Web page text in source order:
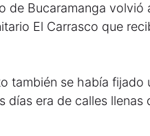
de Bucaramanga
El Carrasco que
también se había
días era de calles